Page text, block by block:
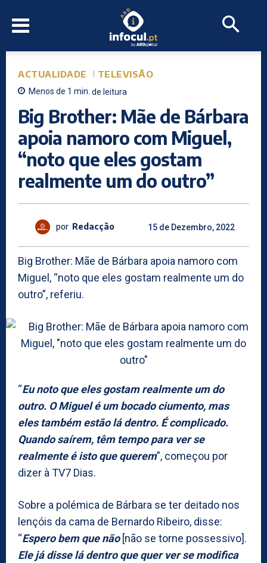
ACTUALIDADE TELEVISÃO
Menos de 1 min. de leitura
Big Brother: Mãe de Bárbara
apoia namoro com Miguel,
“noto que eles gostam
realmente um do outro”
por Redacção 15 de Dezembro, 2022
Big Brother: Mãe de Bárbara apoia namoro com
Miguel, “noto que eles gostam realmente um do
outro”, referiu.
“Eu noto que eles gostam realmente um do
outro. O Miguel é um bocado ciumento, mas
eles também estão lá dentro. É complicado.
Quando saírem, têm tempo para ver se
realmente é isto que querem”, começou por
dizer à TV7 Dias.
Sobre a polémica de Bárbara se ter deitado nos
lençóis da cama de Bernardo Ribeiro, disse:
“Espero bem que não[não se torne possessivo].
Ele já disse lá dentro que quer ver se modifica